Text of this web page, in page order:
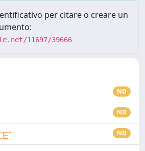
per citare o creare un
11697/39666
ND
ND
ND